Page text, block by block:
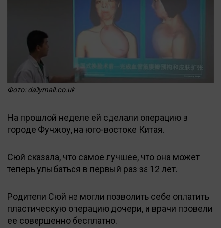
Фото: dailymail.co.uk
На прошлой неделе ей сделали операцию в
городе Фучжоу, на юго-востоке Китая.
Сюй сказала, что самое лучшее, что она может
теперь улыбаться в первый раз за 12 лет.
Родители Сюй не могли позволить себе оплатить
пластическую операцию дочери, и врачи провели
ее совершенно бесплатно.